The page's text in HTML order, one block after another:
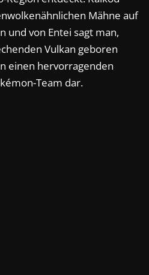
Mähne auf
und von Entei sagt man,
Vulkan geboren
einen hervorragenden
Team dar.